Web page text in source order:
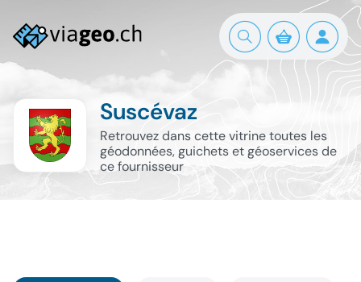
Suscévaz
Retrouvez dans cette vitrine toutes les
géodonnées, guichets et géoservices de
ce fournisseur